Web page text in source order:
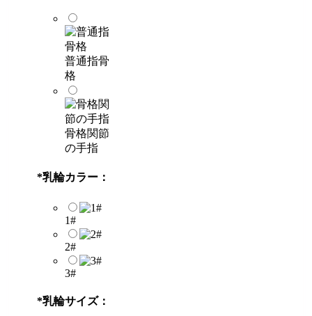
普通指骨
格
骨格関節
の手指
*乳輪カラー：
1#
2#
3#
*乳輪サイズ：